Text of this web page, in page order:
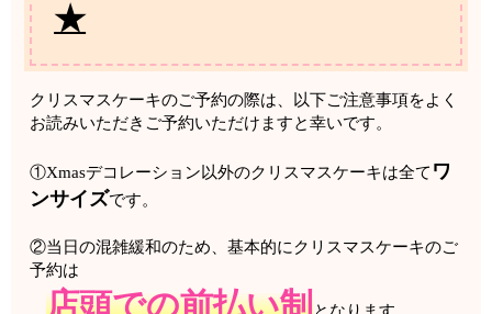
★
クリスマスケーキのご予約の際は、以下ご注意事項をよく
お読みいただきご予約いただけますと幸いです。
①Xmasデコレーション以外のクリスマスケーキは全て ワ
ンサイズです。
②当日の混雑緩和のため、基本的にクリスマスケーキのご
予約は
店頭での前払い制